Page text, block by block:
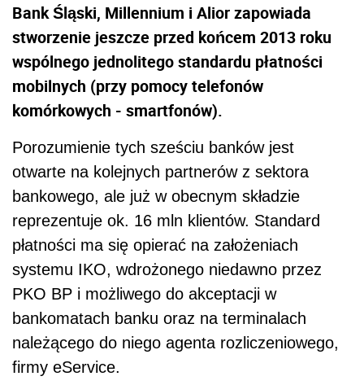
Bank Śląski, Millennium i Alior zapowiada
stworzenie jeszcze przed końcem 2013 roku
wspólnego jednolitego standardu płatności
mobilnych (przy pomocy telefonów
komórkowych - smartfonów).
Porozumienie tych sześciu banków jest
otwarte na kolejnych partnerów z sektora
bankowego, ale już w obecnym składzie
reprezentuje ok. 16 mln klientów. Standard
płatności ma się opierać na założeniach
systemu IKO, wdrożonego niedawno przez
PKO BP i możliwego do akceptacji w
bankomatach banku oraz na terminalach
należącego do niego agenta rozliczeniowego,
firmy eService.